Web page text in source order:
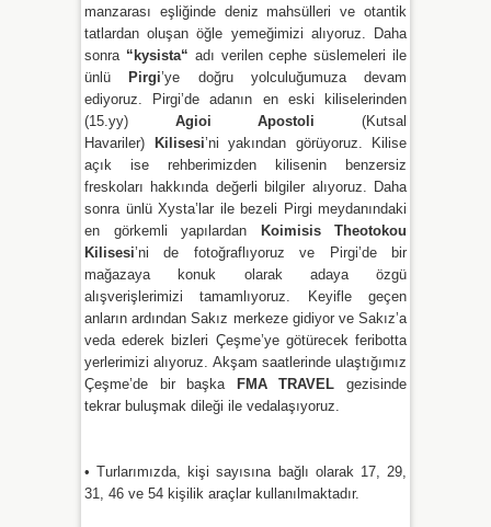
manzarası eşliğinde deniz mahsülleri ve otantik
tatlardan oluşan öğle yemeğimizi alıyoruz. Daha
sonra “kysista“ adı verilen cephe süslemeleri ile
ünlü
Pirgi’ye doğru yolculuğumuza devam
ediyoruz. Pirgi’de adanın en eski kiliselerinden
(15.yy) Agioi Apostoli (Kutsal
Havariler)
Kilisesi’ni yakından görüyoruz. Kilise
açık ise rehberimizden kilisenin benzersiz
freskoları hakkında değerli bilgiler alıyoruz. Daha
sonra ünlü Xysta’lar ile bezeli Pirgi meydanındaki
en görkemli yapılardan
Koimisis Theotokou
Kilisesi’ni de fotoğraflıyoruz ve Pirgi’de bir
mağazaya konuk olarak adaya özgü
alışverişlerimizi tamamlıyoruz. Keyifle geçen
anların ardından Sakız merkeze gidiyor ve Sakız’a
veda ederek bizleri Çeşme’ye götürecek feribotta
yerlerimizi alıyoruz. Akşam saatlerinde ulaştığımız
Çeşme’de bir başka
FMA TRAVEL gezisinde
tekrar buluşmak dileği ile vedalaşıyoruz.
• Turlarımızda, kişi sayısına bağlı olarak 17, 29,
31, 46 ve 54 kişilik araçlar kullanılmaktadır.